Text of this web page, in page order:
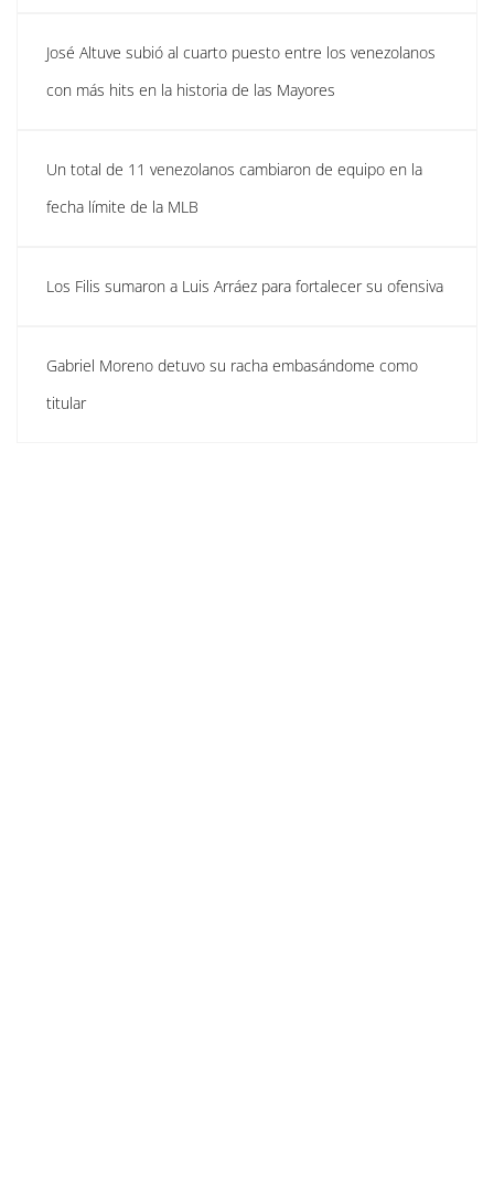
José Altuve subió al cuarto puesto entre los venezolanos
con más hits en la historia de las Mayores
Un total de 11 venezolanos cambiaron de equipo en la
fecha límite de la MLB
Los Filis sumaron a Luis Arráez para fortalecer su ofensiva
Gabriel Moreno detuvo su racha embasándome como
titular